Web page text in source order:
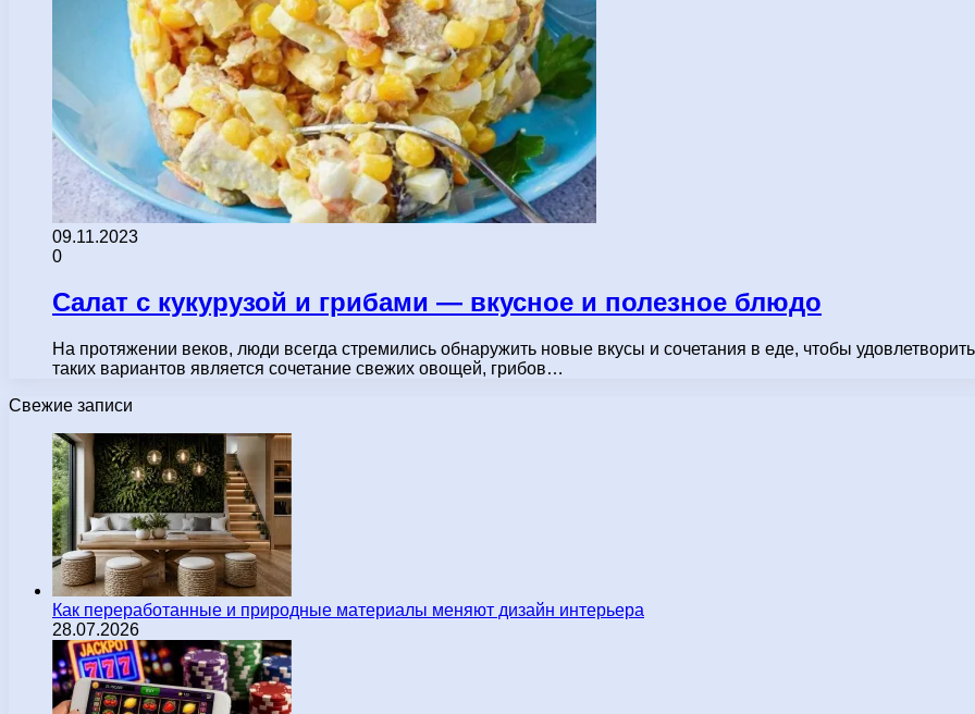
09.11.2023
0
Салат с кукурузой и грибами — вкусное и полезное блюдо
На протяжении веков, люди всегда стремились обнаружить новые вкусы и сочетания в еде, чтобы
таких вариантов является сочетание свежих овощей, грибов…
Свежие записи
Как переработанные и природные материалы меняют дизайн интерьера
28.07.2026